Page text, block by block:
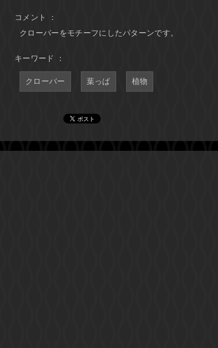
コメント ：
クローバーをモチーフにしたパターンです。
キーワード ：
クローバー 葉っぱ 植物